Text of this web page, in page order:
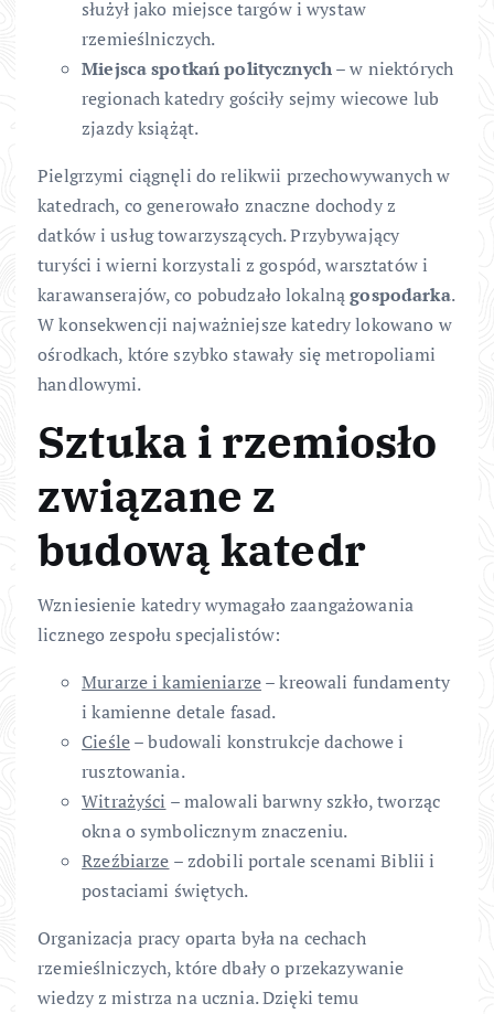
służył jako miejsce targów i wystaw
rzemieślniczych.
Miejsca spotkań politycznych– w niektórych
regionach katedry gościły sejmy wiecowe lub
zjazdy książąt.
Pielgrzymi ciągnęli do relikwii przechowywanych w
katedrach, co generowało znaczne dochody z
datków i usług towarzyszących. Przybywający
turyści i wierni korzystali z gospód, warsztatów i
karawanserajów, co pobudzało lokalnągospodarka.
W konsekwencji najważniejsze katedry lokowano w
ośrodkach, które szybko stawały się metropoliami
handlowymi.
Sztuka i rzemiosło
związane z
budową katedr
Wzniesienie katedry wymagało zaangażowania
licznego zespołu specjalistów:
Murarze i kamieniarze– kreowali fundamenty
i kamienne detale fasad.
Cieśle– budowali konstrukcje dachowe i
rusztowania.
Witrażyści – malowali barwny szkło, tworząc
okna o symbolicznym znaczeniu.
Rzeźbiarze – zdobili portale scenami Biblii i
postaciami świętych.
Organizacja pracy oparta była na cechach
rzemieślniczych, które dbały o przekazywanie
wiedzy z mistrza na ucznia. Dzięki temu